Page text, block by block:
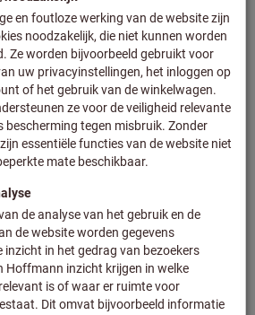
vanaf
€ 3,26
Excl. BTWExcl. verzendkosten
Naar de varianten
6-kant dop, 1/2 inch
Artikelnummer: 642229
Leverbaar
23 varianten
vanaf